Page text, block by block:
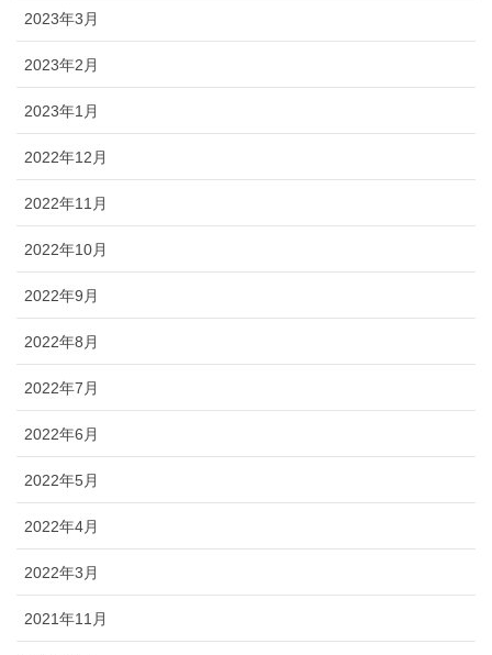
2023年3月
2023年2月
2023年1月
2022年12月
2022年11月
2022年10月
2022年9月
2022年8月
2022年7月
2022年6月
2022年5月
2022年4月
2022年3月
2021年11月